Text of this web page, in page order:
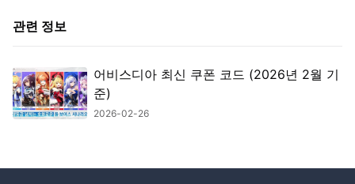
관련 정보
어비스디아 최신 쿠폰 코드 (2026년 2월 기
준)
2026-02-26